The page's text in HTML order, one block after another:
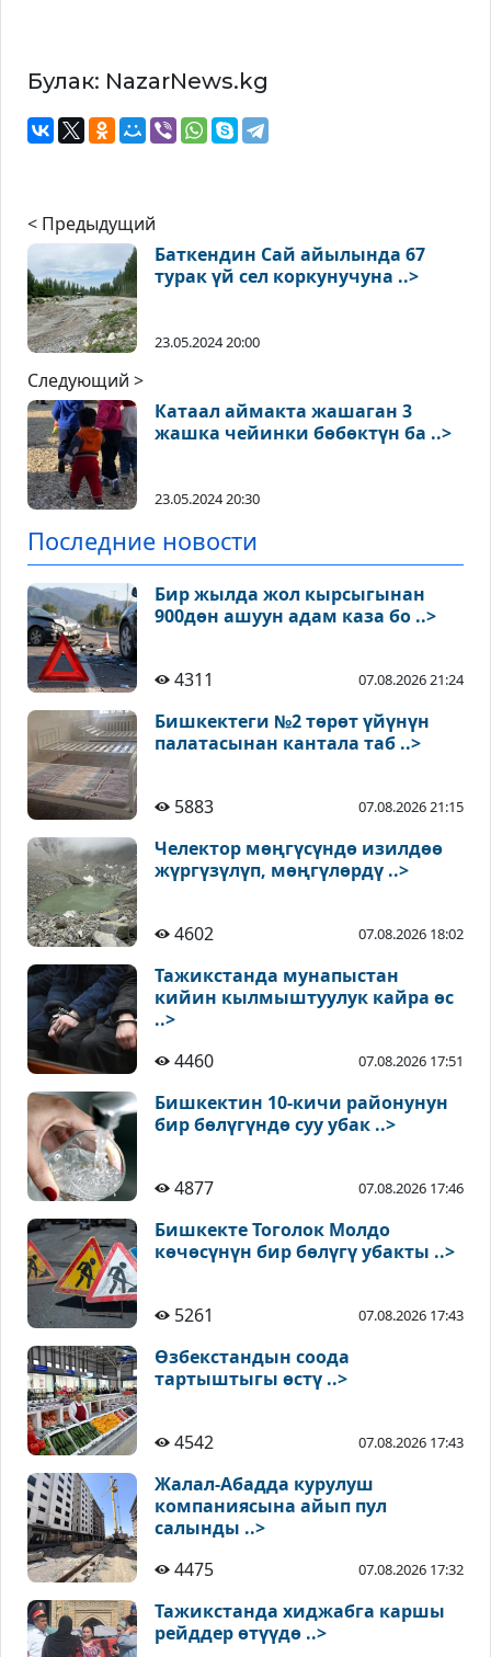
Булак: NazarNews.kg
< Предыдущий
Баткендин Сай айылында 67
турак үй сел коркунучуна ..>
23.05.2024 20:00
Следующий >
Катаал аймакта жашаган 3
жашка чейинки бөбөктүн ба ..>
23.05.2024 20:30
Последние новости
Бир жылда жол кырсыгынан
900дөн ашуун адам каза бо ..>
4311 07.08.2026 21:24
Бишкектеги №2 төрөт үйүнүн
палатасынан кантала таб ..>
5883 07.08.2026 21:15
Челектор мөңгүсүндө изилдөө
жүргүзүлүп, мөңгүлөрдү ..>
4602 07.08.2026 18:02
Тажикстанда мунапыстан
кийин кылмыштуулук кайра өс
..>
4460
07.08.2026 17:51
Бишкектин 10-кичи районунун
бир бөлүгүндө суу убак ..>
4877 07.08.2026 17:46
Бишкекте Тоголок Молдо
көчөсүнүн бир бөлүгү убакты ..>
5261 07.08.2026 17:43
Өзбекстандын соода
тартыштыгы өстү ..>
4542 07.08.2026 17:43
Жалал-Абадда курулуш
компаниясына айып пул
салынды ..>
4475
07.08.2026 17:32
Тажикстанда хиджабга каршы
рейддер өтүүдө ..>